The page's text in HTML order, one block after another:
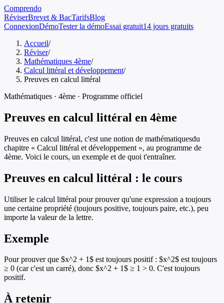
Comprendo
RéviserBrevet & BacTarifsBlog
ConnexionDémoTester la démoEssai gratuit14 jours gratuits
Accueil/
Réviser/
Mathématiques 4ème/
Calcul littéral et développement/
Preuves en calcul littéral
Mathématiques · 4ème · Programme officiel
Preuves en calcul littéral en 4ème
Preuves en calcul littéral, c'est une notion de mathématiquesdu
chapitre « Calcul littéral et développement », au programme de
4ème. Voici le cours, un exemple et de quoi t'entraîner.
Preuves en calcul littéral : le cours
Utiliser le calcul littéral pour prouver qu'une expression a toujours
une certaine propriété (toujours positive, toujours paire, etc.), peu
importe la valeur de la lettre.
Exemple
Pour prouver que $x^2 + 1$ est toujours positif : $x^2$ est toujours
≥ 0 (car c'est un carré), donc $x^2 + 1$ ≥ 1 > 0. C'est toujours
positif.
À retenir